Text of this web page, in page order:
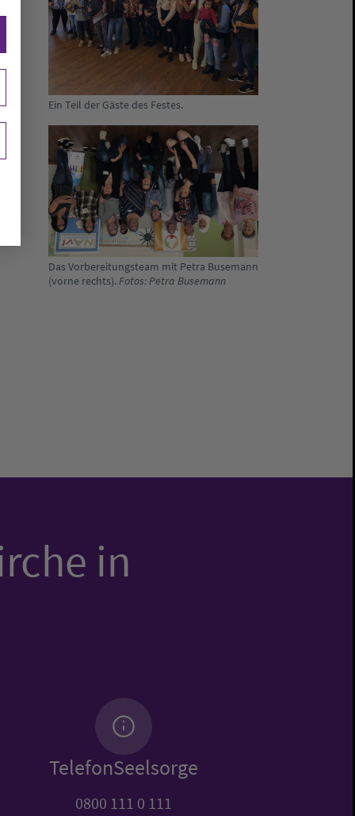
Ein Teil der Gäste des Festes.
Das Vorbereitungsteam mit Petra Busemann
(vorne rechts).Fotos: Petra Busemann
in
TelefonSeelsorge
0800 111 0 111